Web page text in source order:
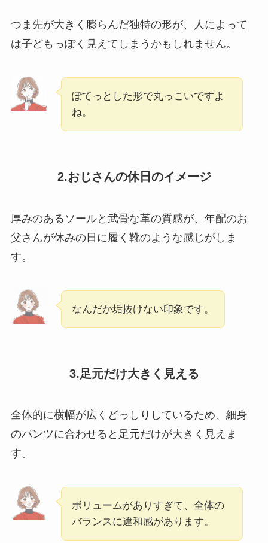
つま先が大きく膨らんだ独特の形が、人によって
は子どもっぽく見えてしまうかもしれません。
ぽてっとした形で丸っこいですよ
ね。
2.おじさんの休日のイメージ
厚みのあるソールと武骨な革の質感が、年配のお
父さんが休みの日に履く靴のような感じがしま
す。
なんだか垢抜けない印象です。
3.足元だけ大きく見える
全体的に横幅が広くどっしりしているため、細身
のパンツに合わせると足元だけが大きく見えま
す。
ボリュームがありすぎて、全体の
バランスに違和感があります。